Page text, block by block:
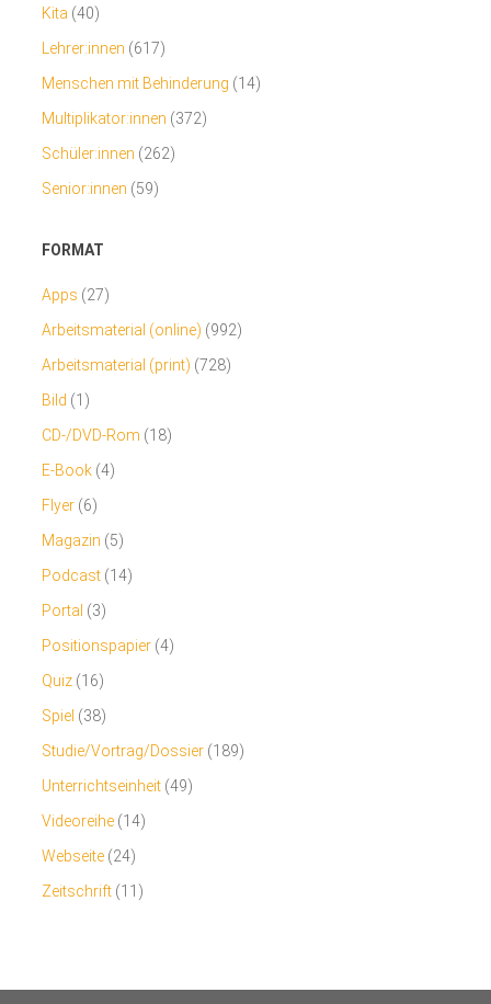
Kita (40)
Lehrer:innen (617)
Menschen mit Behinderung (14)
Multiplikator:innen (372)
Schüler:innen (262)
Senior:innen (59)
FORMAT
Apps (27)
Arbeitsmaterial (online) (992)
Arbeitsmaterial (print) (728)
Bild (1)
CD-/DVD-Rom (18)
E-Book (4)
Flyer (6)
Magazin (5)
Podcast (14)
Portal (3)
Positionspapier (4)
Quiz (16)
Spiel (38)
Studie/Vortrag/Dossier (189)
Unterrichtseinheit (49)
Videoreihe (14)
Webseite (24)
Zeitschrift (11)